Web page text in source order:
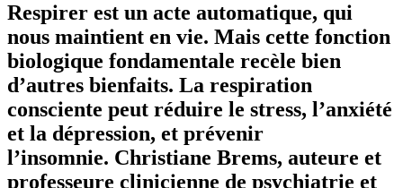
Respirer est un acte automatique, qui
nous maintient en vie. Mais cette fonction
biologique fondamentale recèle bien
d’autres bienfaits. La respiration
consciente peut réduire le stress, l’anxiété
et la dépression, et prévenir
l’insomnie. Christiane Brems, auteure et
professeure clinicienne de psychiatrie et